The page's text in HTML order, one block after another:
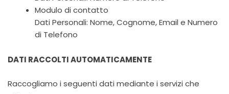
Modulo di contatto
Dati Personali: Nome, Cognome, Email e Numero
di Telefono
DATI RACCOLTI AUTOMATICAMENTE
Raccogliamo i seguenti dati mediante i servizi che